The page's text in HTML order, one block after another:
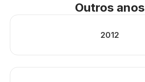
Outros anos
2012